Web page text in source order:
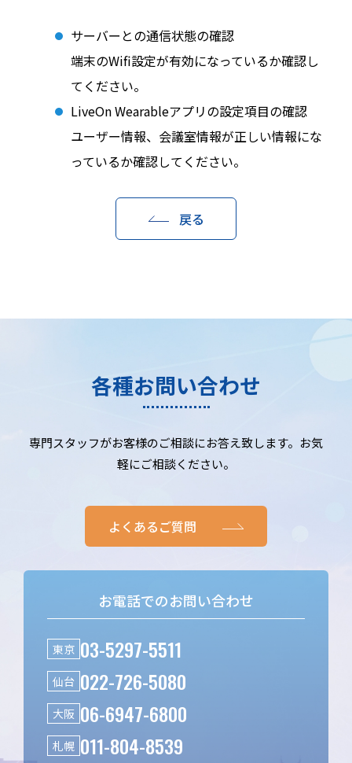
サーバーとの通信状態の確認
端末のWifi設定が有効になっているか確認し
てください。
LiveOn Wearableアプリの設定項目の確認
ユーザー情報、会議室情報が正しい情報にな
っているか確認してください。
戻る
各種お問い合わせ
専門スタッフがお客様のご相談にお答え致します。お気
軽にご相談ください。
よくあるご質問
お電話でのお問い合わせ
東京 03-5297-5511
仙台 022-726-5080
大阪 06-6947-6800
札幌 011-804-8539